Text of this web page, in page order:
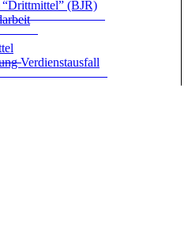
(BJR)
Ver­dienst­aus­fall